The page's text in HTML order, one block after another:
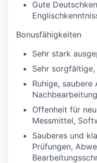
Gute
Bonusfähigkeiten
Sehr stark
Sehr
Ruhige,
Nachbearbeitung
Offenheit für
Messmittel,
Sauberes und
Prüfungen,